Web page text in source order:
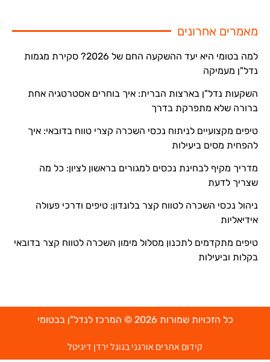
מאמרים אחרונים
למה בטומי היא יעד ההשקעה החם של 2026? סקירת מגמות
נדל"ן מעמיקה
השקעות נדל"ן בארצות הברית: איך בוחרים אסטרטגיה אחת
ברורה שלא מתפרקת בדרך
טיפים מקצועיים לניתוח נכסי השכרה קצרי טווח בדובאי: איך
להפחית מסים ביעילות
מדריך מקיף לבחינת נכסים למגורים בראשון לציון: כל מה
שצריך לדעת
ניהול נכסי השכרה לטווח קצר בלונדון: טיפים ודרכי פעולה
אידיאליות
טיפים מתקדמים לתכנון מסלול מימון השכרה לטווח קצר בדובאי
בקלות וביעילות
כל הזכויות שמורות 2026 © המרכז לנדל"ן בבטומי
קידום אתרים אורגני בגוגל ירדן דיגיטל